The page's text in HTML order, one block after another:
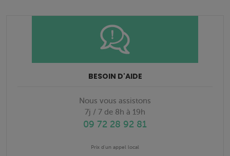
BESOIN D'AIDE
Nous vous assistons
7j / 7 de 8h à 19h
09 72 28 92 81
Prix d'un appel local